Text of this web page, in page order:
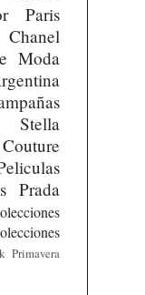
Paris
Chanel
Moda
Stella
Prada
Primavera